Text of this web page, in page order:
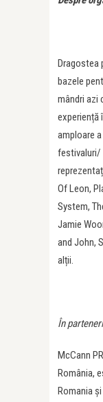
Dragostea
bazele
mândri azi
experiență
amploare
festivaluri/
Of Leon,
System,
Jamie
and John,
alții.
În
McCann
România,
Romania